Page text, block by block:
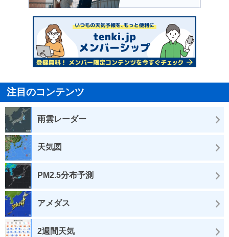
注目のコンテンツ
雨雲レーダー
天気図
PM2.5分布予測
アメダス
2週間天気